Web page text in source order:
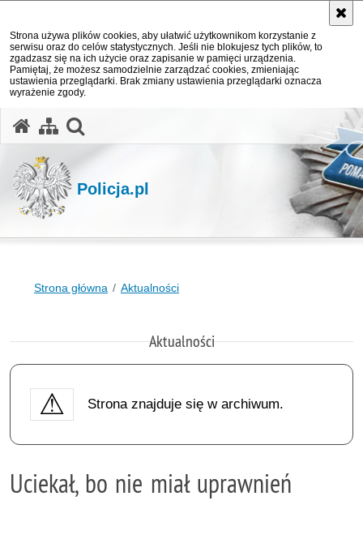
Strona używa plików cookies, aby ułatwić użytkownikom korzystanie z
serwisu oraz do celów statystycznych. Jeśli nie blokujesz tych plików, to
zgadzasz się na ich użycie oraz zapisanie w pamięci urządzenia.
Pamiętaj, że możesz samodzielnie zarządzać cookies, zmieniając
ustawienia przeglądarki. Brak zmiany ustawienia przeglądarki oznacza
wyrażenie zgody.
Policja.pl
Strona główna Aktualności
Aktualności
Strona znajduje się w archiwum.
Uciekał, bo nie miał uprawnień